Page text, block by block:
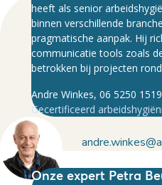
heeft als senior
binnen verschillende
pragmatische aanpak. Hij
communicatie tools zoals
betrokken bij projecten
Andre Winkes, 06 5250 1519
Gecertificeerd
Onze expert Petra